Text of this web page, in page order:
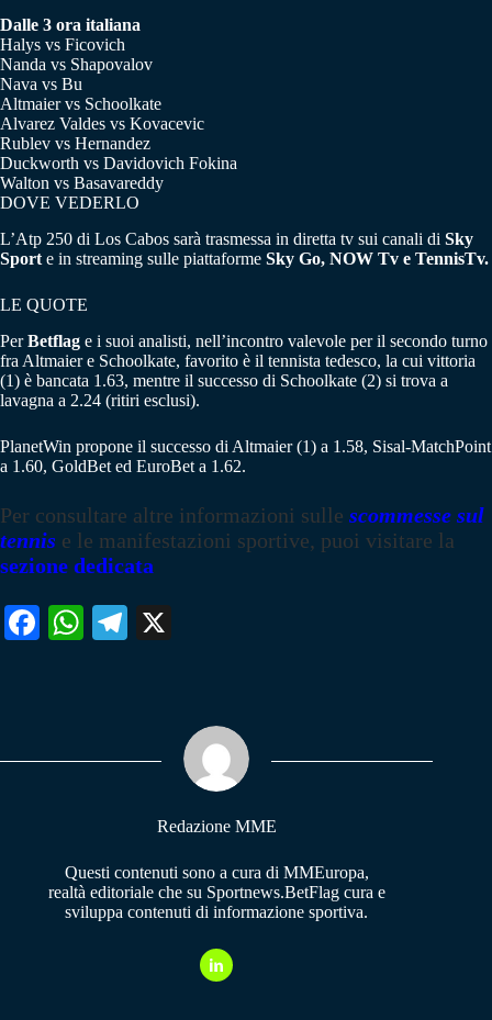
Dalle 3 ora italiana
Halys vs Ficovich
Nanda vs Shapovalov
Nava vs Bu
Altmaier vs Schoolkate
Alvarez Valdes vs Kovacevic
Rublev vs Hernandez
Duckworth vs Davidovich Fokina
Walton vs Basavareddy
DOVE VEDERLO
L’Atp 250 di Los Cabos sarà trasmessa in diretta tv sui canali di Sky
Sport e in streaming sulle piattaforme Sky Go, NOW Tv e TennisTv.
LE QUOTE
PerBetflag e i suoi analisti, nell’incontro valevole per il secondo turno
fra Altmaier e Schoolkate, favorito è il tennista tedesco, la cui vittoria
(1) è bancata 1.63, mentre il successo di Schoolkate (2) si trova a
lavagna a 2.24 (ritiri esclusi).
PlanetWin propone il successo di Altmaier (1) a 1.58, Sisal-MatchPoint
a 1.60, GoldBet ed EuroBet a 1.62.
Per consultare altre informazioni sulle scommesse sul
tennis e le manifestazioni sportive, puoi visitare la
sezione dedicata
Fa W
pp
Te
m
Redazione MME
Questi contenuti sono a cura di MMEuropa,
realtà editoriale che su Sportnews.BetFlag cura e
sviluppa contenuti di informazione sportiva.